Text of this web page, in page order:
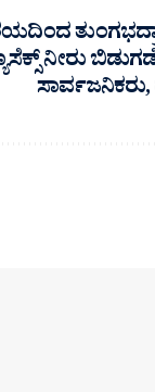
ನೀರು
ಸಾರ್ವಜನಿಕರು,